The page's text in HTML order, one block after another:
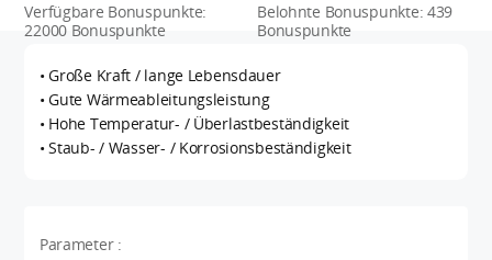
Verfügbare Bonuspunkte:
22000 Bonuspunkte
Belohnte Bonuspunkte: 439
Bonuspunkte
• Große Kraft / lange Lebensdauer
• Gute Wärmeableitungsleistung
• Hohe Temperatur- / Überlastbeständigkeit
• Staub- / Wasser- / Korrosionsbeständigkeit
Parameter :